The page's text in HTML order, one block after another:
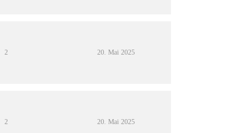
2 20. Mai 2025
2 20. Mai 2025